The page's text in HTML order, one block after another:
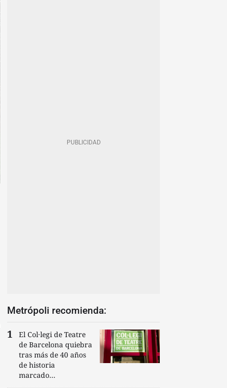
Metrópoli recomienda:
El Col·legi de Teatre
de Barcelona quiebra
tras más de 40 años
de historia
marcado...